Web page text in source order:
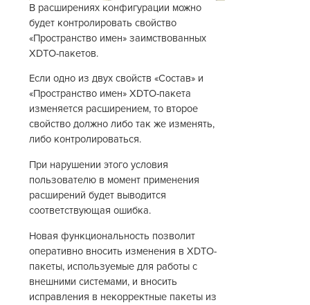
В расширениях конфигурации можно
будет контролировать свойство
«Пространство имен» заимствованных
XDTO-пакетов.
Если одно из двух свойств «Состав» и
«Пространство имен» XDTO-пакета
изменяется расширением, то второе
свойство должно либо так же изменять,
либо контролироваться.
При нарушении этого условия
пользователю в момент применения
расширений будет выводится
соответствующая ошибка.
Новая функциональность позволит
оперативно вносить изменения в XDTO-
пакеты, используемые для работы с
внешними системами, и вносить
исправления в некорректные пакеты из